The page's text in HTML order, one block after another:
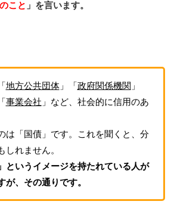
こと 」を言います。
地方公共団体」「 政府関係機関 」
事業会社 」など、社会的に信用のあ
は「国債」です。これを聞くと、分
しれません。
というイメージを持たれている人が
が、その通りです。